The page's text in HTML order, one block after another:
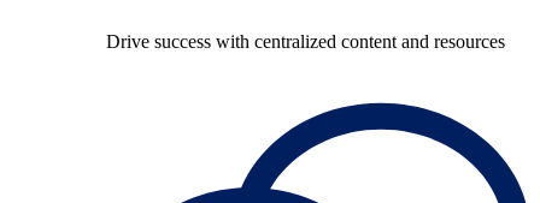
Drive success with centralized content and resources